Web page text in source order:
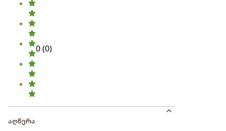
0(0)
აღწერა